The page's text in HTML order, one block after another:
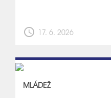
schedule 17. 6. 2026
MLÁDEŽ